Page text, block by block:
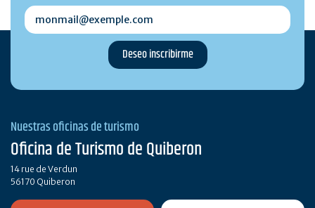
monmail@exemple.com
Nuestras oficinas de turismo
Oficina de Turismo de Quiberon
14 rue de Verdun
56170 Quiberon